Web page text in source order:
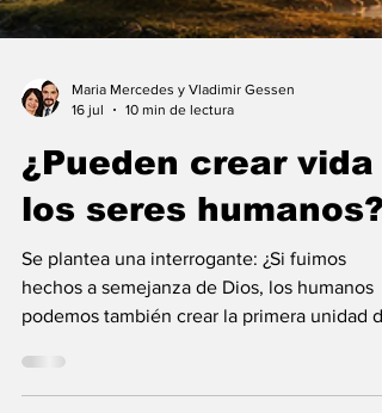
16 jul
10 min de lectura
¿Pueden crear vida
los seres humanos?
Se plantea una interrogante: ¿Si fuimos